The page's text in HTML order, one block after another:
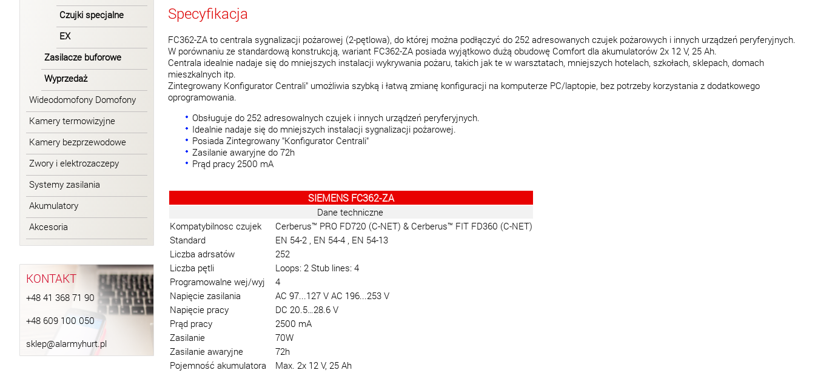
Czujki specjalne
EX
Zasilacze buforowe
Wyprzedaż
Wideodomofony Domofony
Kamery termowizyjne
Kamery bezprzewodowe
Zwory i elektrozaczepy
Systemy zasilania
Akumulatory
Akcesoria
KONTAKT
+48 41 368 71 90
+48 609 100 050
sklep@alarmyhurt.pl
Specyfikacja
FC362-ZA to centrala sygnalizacji pożarowej (2-pętlowa), do której można podłączyć do 252 adresowanych czujek pożarowych i innych urządzeń peryferyjnych.
W porównaniu ze standardową konstrukcją, wariant FC362-ZA posiada wyjątkowo dużą obudowę Comfort dla akumulatorów 2x 12 V, 25 Ah.
Centrala idealnie nadaje się do mniejszych instalacji wykrywania pożaru, takich jak te w warsztatach, mniejszych hotelach, szkołach, sklepach, domach
mieszkalnych itp.
Zintegrowany Konfigurator Centrali" umożliwia szybką i łatwą zmianę konfiguracji na komputerze PC/laptopie, bez potrzeby korzystania z dodatkowego
oprogramowania.
Obsługuje do 252 adresowalnych czujek i innych urządzeń peryferyjnych.
Idealnie nadaje się do mniejszych instalacji sygnalizacji pożarowej.
Posiada Zintegrowany "Konfigurator Centrali"
Zasilanie awaryjne do 72h
Prąd pracy 2500 mA
SIEMENS FC362-ZA
Dane techniczne
Kompatybilnosc czujek
Cerberus™ PRO FD720 (C-NET) & Cerberus™ FIT FD360 (C-NET)
Standard
EN 54-2 , EN 54-4 , EN 54-13
Liczba adrsatów
252
Liczba pętli
Loops: 2 Stub lines: 4
Programowalne wej/wyj
4
Napięcie zasilania
AC 97...127 V AC 196...253 V
Napięcie pracy
DC 20.5…28.6 V
Prąd pracy
2500 mA
Zasilanie
70W
Zasilanie awaryjne
72h
Pojemność akumulatora
Max. 2x 12 V, 25 Ah